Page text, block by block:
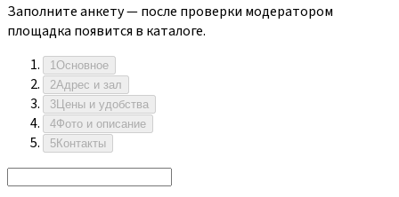
Заполните анкету — после проверки модератором
площадка появится в каталоге.
1 Основное
2Адрес и зал
3 Цены и удобства
4Фото и описание
5Контакты